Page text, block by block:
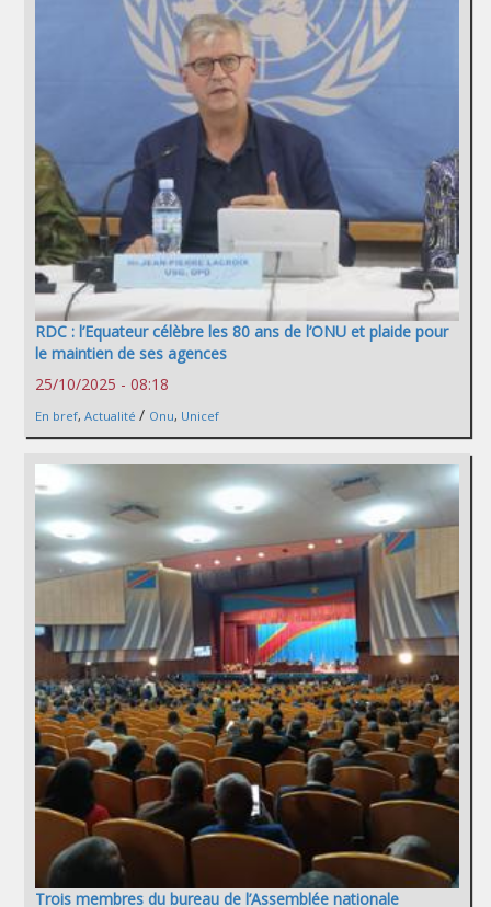
RDC : l’Equateur célèbre les 80 ans de l’ONU et plaide pour
le maintien de ses agences
25/10/2025 - 08:18
En bref, Actualité / Onu, Unicef
Trois membres du bureau de l’Assemblée nationale